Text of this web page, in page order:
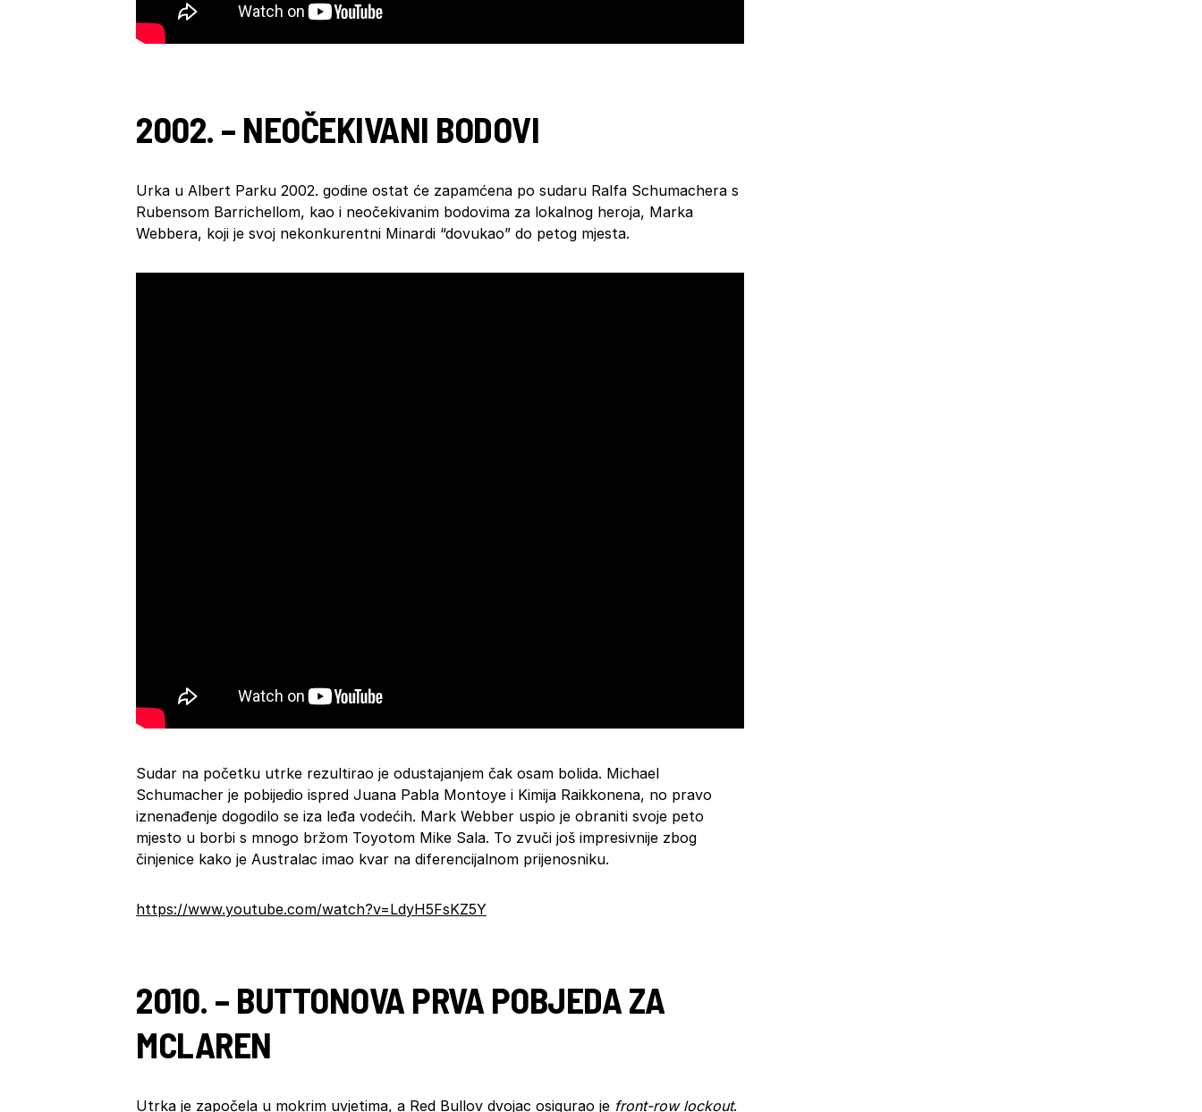
2002. – NEOČEKIVANI BODOVI
Urka u Albert Parku 2002. godine ostat će zapamćena po sudaru Ralfa Schumachera s
Rubensom Barrichellom, kao i neočekivanim bodovima za lokalnog heroja, Marka
Webbera, koji je svoj nekonkurentni Minardi “dovukao” do petog mjesta.
Sudar na početku utrke rezultirao je odustajanjem čak osam bolida. Michael
Schumacher je pobijedio ispred Juana Pabla Montoye i Kimija Raikkonena, no pravo
iznenađenje dogodilo se iza leđa vodećih. Mark Webber uspio je obraniti svoje peto
mjesto u borbi s mnogo bržom Toyotom Mike Sala. To zvuči još impresivnije zbog
činjenice kako je Australac imao kvar na diferencijalnom prijenosniku.
https://www.youtube.com/watch?v=LdyH5FsKZ5Y
2010. – BUTTONOVA PRVA POBJEDA ZA
MCLAREN
Utrka je započela u mokrim uvjetima, a Red Bullov dvojac osigurao je front-row lockout.